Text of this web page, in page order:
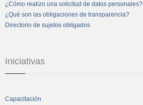
¿Cómo realizo una solicitud de datos personales?
¿Qué son las obligaciones de transparencia?
Directorio de sujetos obligados
Iniciativas
Capacitación